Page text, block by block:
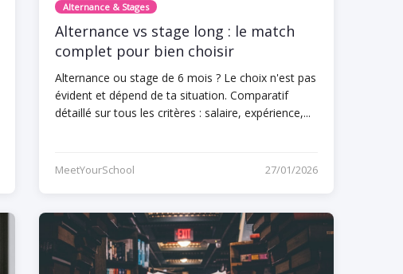
Alternance & Stages
Alternance vs stage long : le match
complet pour bien choisir
Alternance ou stage de 6 mois ? Le choix n'est pas
évident et dépend de ta situation. Comparatif
détaillé sur tous les critères : salaire, expérience,...
MeetYourSchool 27/01/2026